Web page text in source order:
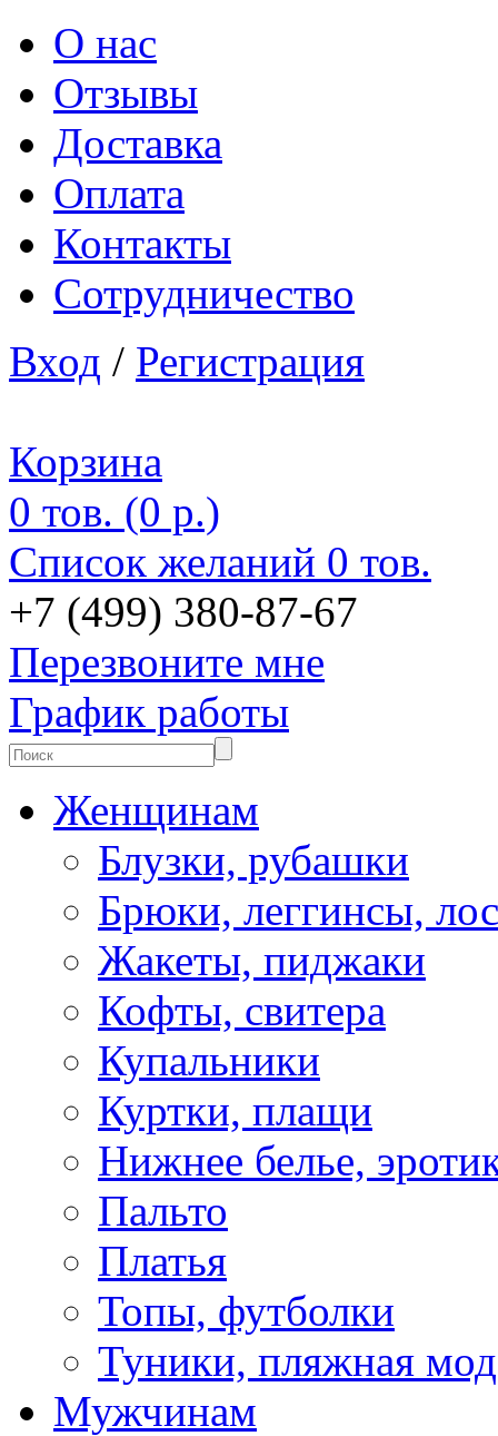
О нас
Отзывы
Доставка
Оплата
Контакты
Сотрудничество
Вход / Регистрация
Корзина
0 тов. (0 р.)
Список желаний 0 тов.
+7 (499) 380-87-67
Перезвоните мне
График работы
Женщинам
Блузки, рубашки
Брюки, леггинсы,
Жакеты, пиджаки
Кофты, свитера
Купальники
Куртки, плащи
Нижнее белье,
Пальто
Платья
Топы, футболки
Туники, пляжная
Мужчинам